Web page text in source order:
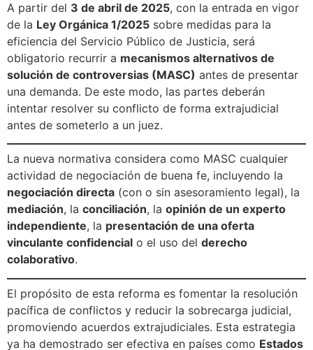
A partir del 3 de abril de 2025, con la entrada en vigor
de la Ley Orgánica 1/2025 sobre medidas para la
eficiencia del Servicio Público de Justicia, será
obligatorio recurrir a mecanismos alternativos de
solución de controversias (MASC) antes de presentar
una demanda. De este modo, las partes deberán
intentar resolver su conflicto de forma extrajudicial
antes de someterlo a un juez.
La nueva normativa considera como MASC cualquier
actividad de negociación de buena fe, incluyendo la
negociación directa (con o sin asesoramiento legal), la
mediación, la conciliación, la opinión de un experto
independiente, la presentación de una oferta
vinculante confidencial o el uso del derecho
colaborativo.
El propósito de esta reforma es fomentar la resolución
pacífica de conflictos y reducir la sobrecarga judicial,
promoviendo acuerdos extrajudiciales. Esta estrategia
ya ha demostrado ser efectiva en países como Estados